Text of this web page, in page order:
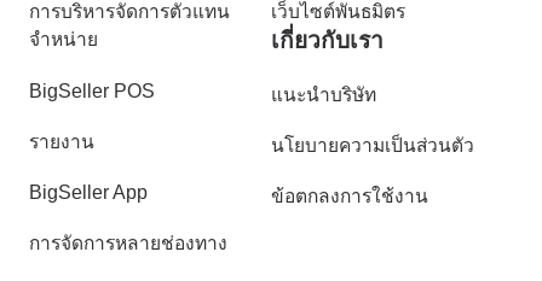
การบริหารจัดการตัวแทน
จำหน่าย
BigSeller POS
รายงาน
BigSeller App
การจัดการหลายช่องทาง
เว็บไซต์พันธมิตร
เกี่ยวกับเรา
แนะนำบริษัท
นโยบายความเป็นส่วนตัว
ข้อตกลงการใช้งาน